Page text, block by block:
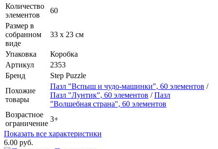
Количество
элементов
60
Размер в
собранном
виде
33 х 23 см
Упаковка
Коробка
Артикул
2353
Бренд
Step Puzzle
Похожие
товары
Пазл "Вспыш и чудо-машинки", 60 элементов /
Пазл "Лунтик", 60 элементов /Пазл
"Волшебная страна", 60 элементов
Возрастное
ограничение
3+
Показать все характеристики
6.00 руб.